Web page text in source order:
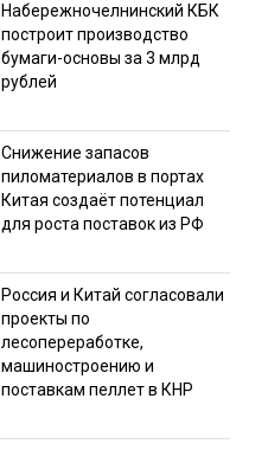
Набережночелнинский КБК
построит производство
бумаги-основы за 3 млрд
рублей
Снижение запасов
пиломатериалов в портах
Китая создаёт потенциал
для роста поставок из РФ
Россия и Китай согласовали
проекты по
лесопереработке,
машиностроению и
поставкам пеллет в КНР